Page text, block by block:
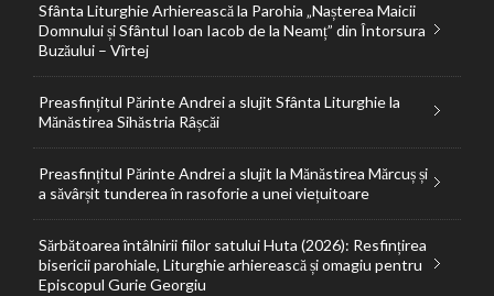
Sfânta Liturghie Arhierească la Parohia „Nașterea Maicii
Domnului și Sfântul Ioan Iacob de la Neamț” din Întorsura
Buzăului – Vîrtej
Preasfințitul Părinte Andrei a slujit Sfânta Liturghie la
Mănăstirea Sihăstria Râșcăi
Preasfințitul Părinte Andrei a slujit la Mănăstirea Mărcuș și
a săvârșit tunderea în rasoforie a unei viețuitoare
Sărbătoarea întâlnirii fiilor satului Huta (2026): Resfințirea
bisericii parohiale, Liturghie arhierească și omagiu pentru
Episcopul Gurie Georgiu